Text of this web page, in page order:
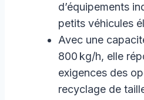
d’équipements
petits véhicules
Avec une
800 kg/h, elle
exigences des
recyclage de